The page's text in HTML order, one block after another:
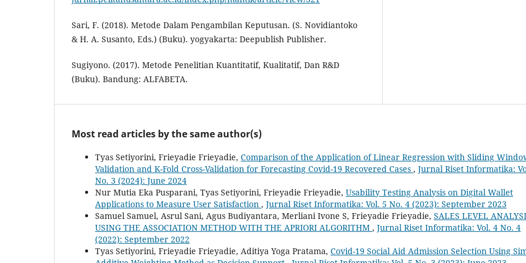
Sari, F. (2018). Metode Dalam Pengambilan Keputusan. (S. Novidiantoko
& H. A. Susanto, Eds.) (Buku). yogyakarta: Deepublish Publisher.
Sugiyono. (2017). Metode Penelitian Kuantitatif, Kualitatif, Dan R&D
(Buku). Bandung: ALFABETA.
Most read articles by the same author(s)
Tyas Setiyorini, Frieyadie Frieyadie, Comparison of the Application of Linear Regression with Sliding
Validation and K-Fold Cross-Validation for Forecasting Covid-19 Recovered Cases , Jurnal Riset Informatika:
No. 3 (2024): June 2024
Nur Mutia Eka Pusparani, Tyas Setiyorini, Frieyadie Frieyadie, Usability Testing Analysis on Digital Wallet
Applications to Measure User Satisfaction , Jurnal Riset Informatika: Vol. 5 No. 4 (2023): September 2023
Samuel Samuel, Asrul Sani, Agus Budiyantara, Merliani Ivone S, Frieyadie Frieyadie, SALES LEVEL
USING THE ASSOCIATION METHOD WITH THE APRIORI ALGORITHM , Jurnal Riset Informatika: Vol. 4 No. 4
(2022): September 2022
Tyas Setiyorini, Frieyadie Frieyadie, Aditiya Yoga Pratama, Covid-19 Social Aid Admission Selection Using